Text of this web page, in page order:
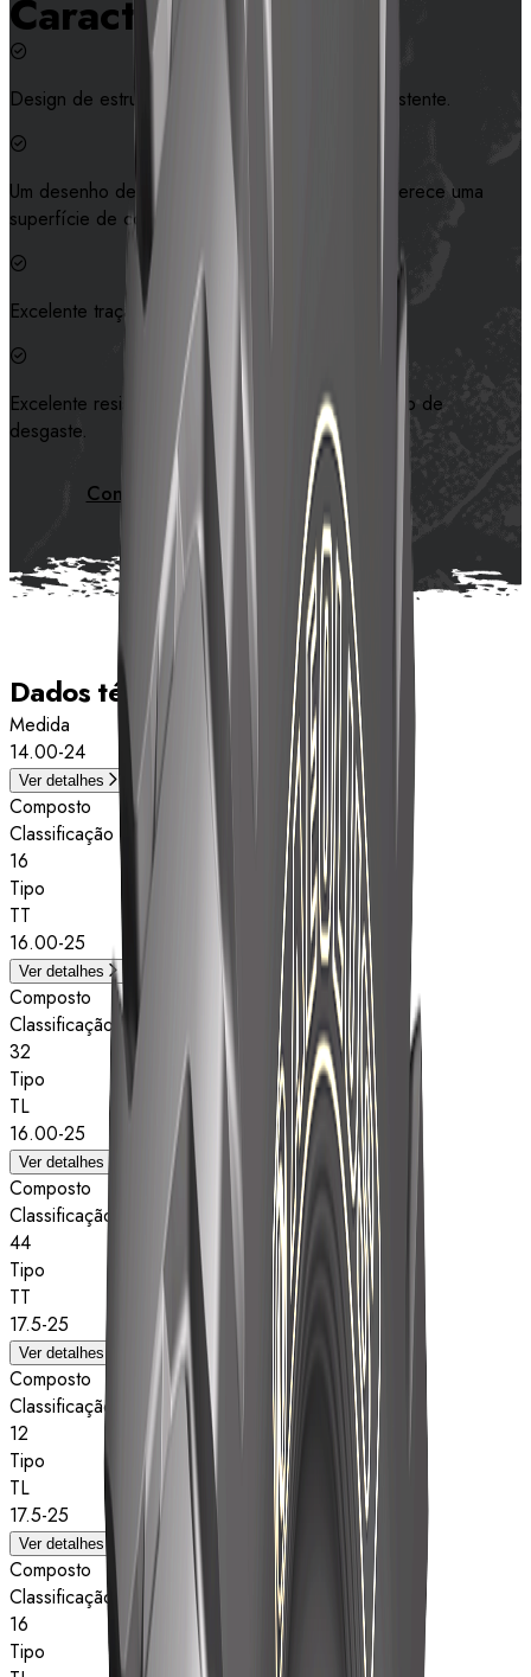
Características
Design de estrutura de carroceria altamente resistente.
Um desenho de padrão transversal mais largo oferece uma
superfície de contato mais ampla.
Excelente tração.
Excelente resistência ao calor e bom desempenho de
desgaste.
Contate-nos
Dados técnicos
Medida
14.00-24
Ver detalhes
Composto
Classificação de estrelas
16
Tipo
TT
16.00-25
Ver detalhes
Composto
Classificação de estrelas
32
Tipo
TL
16.00-25
Ver detalhes
Composto
Classificação de estrelas
44
Tipo
TT
17.5-25
Ver detalhes
Composto
Classificação de estrelas
12
Tipo
TL
17.5-25
Ver detalhes
Composto
Classificação de estrelas
16
Tipo